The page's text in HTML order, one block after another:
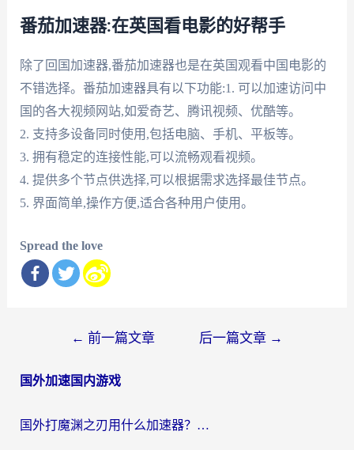
番茄加速器:在英国看电影的好帮手
除了回国加速器,番茄加速器也是在英国观看中国电影的
不错选择。番茄加速器具有以下功能:1. 可以加速访问中
国的各大视频网站,如爱奇艺、腾讯视频、优酷等。
2. 支持多设备同时使用,包括电脑、手机、平板等。
3. 拥有稳定的连接性能,可以流畅观看视频。
4. 提供多个节点供选择,可以根据需求选择最佳节点。
5. 界面简单,操作方便,适合各种用户使用。
Spread the love
导
← 前一篇文章 后一篇文章 →
国外加速国内游戏
国外打魔渊之刃用什么加速器？2026海外玩家国服游戏加速全攻略（附闪耀暖暖&复苏的魔女避坑指南）